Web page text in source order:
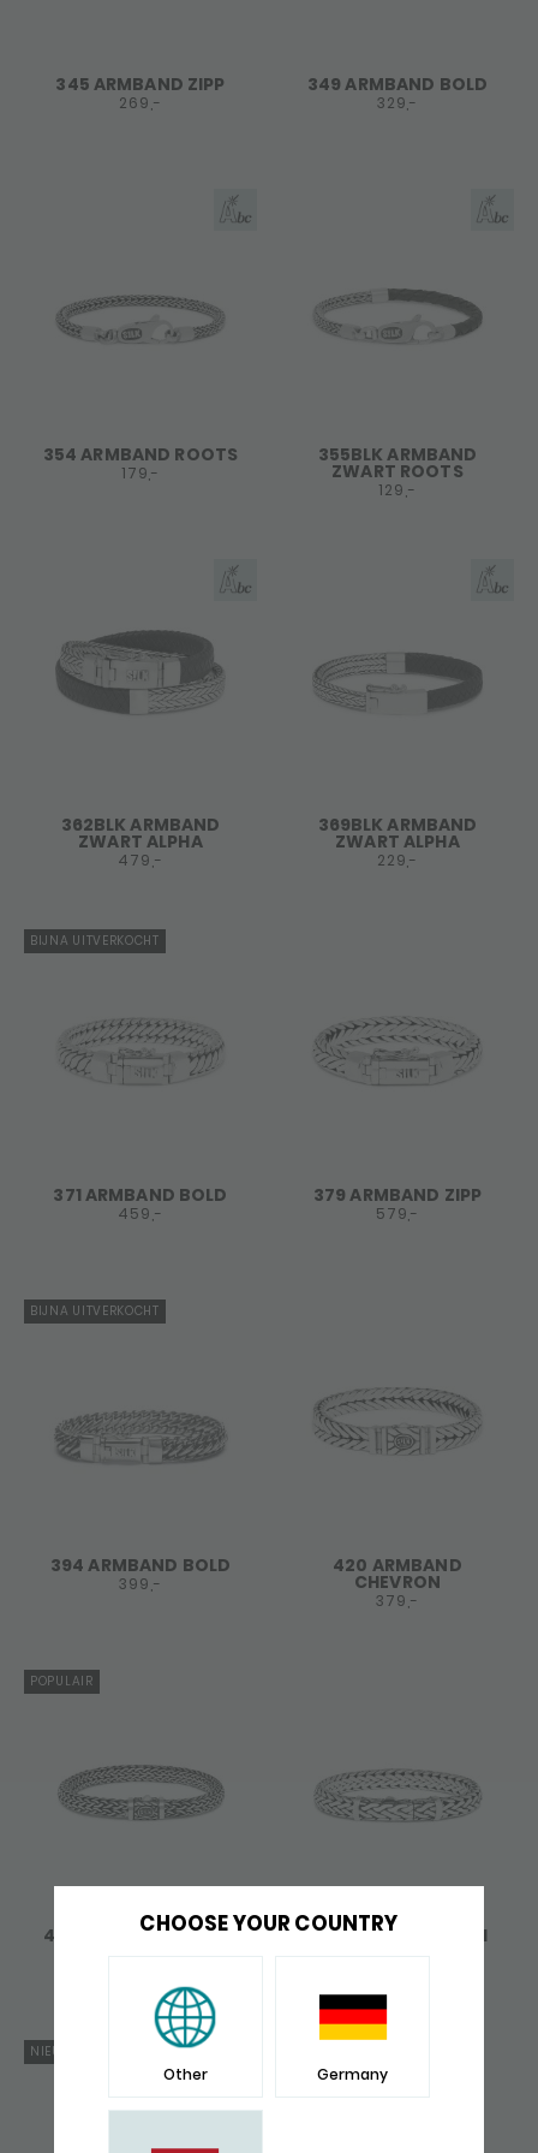
CHOOSE YOUR COUNTRY
Other Germany
345 ARMBAND ZIPP
269,-
349 ARMBAND BOLD
329,-
354 ARMBAND ROOTS
179,-
355BLK ARMBAND
ZWART ROOTS
129,-
362BLK ARMBAND
ZWART ALPHA
479,-
369BLK ARMBAND
ZWART ALPHA
229,-
BIJNA UITVERKOCHT
371 ARMBAND BOLD
459,-
379 ARMBAND ZIPP
579,-
BIJNA UITVERKOCHT
394 ARMBAND BOLD
399,-
420 ARMBAND
CHEVRON
379,-
POPULAIR
422 ARMBAND ROOTS 424 ARMBAND ARCH
NIEUW